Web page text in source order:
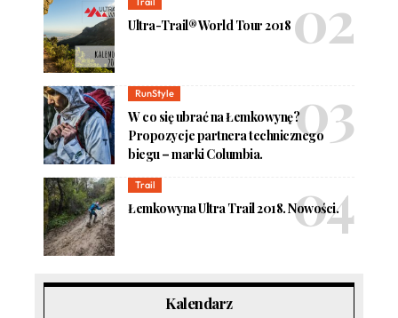
Ultra-Trail® World Tour 2018
RunStyle
W co się ubrać na Łemkowynę?
Propozycje partnera technicznego
biegu – marki Columbia.
Trail
Łemkowyna Ultra Trail 2018. Nowości.
Kalendarz